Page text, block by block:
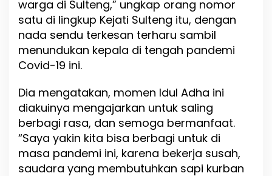
B
e
r
b
a
K
e
S
e
s
a
m
a
warga di Sulteng,” ungkap orang nomor
satu di lingkup Kejati Sulteng itu, dengan
nada sendu terkesan terharu sambil
menundukan kepala di tengah pandemi
Covid-19 ini.
Dia mengatakan, momen Idul Adha ini
diakuinya mengajarkan untuk saling
berbagi rasa, dan semoga bermanfaat.
“Saya yakin kita bisa berbagi untuk di
masa pandemi ini, karena bekerja susah,
saudara yang membutuhkan sapi kurban